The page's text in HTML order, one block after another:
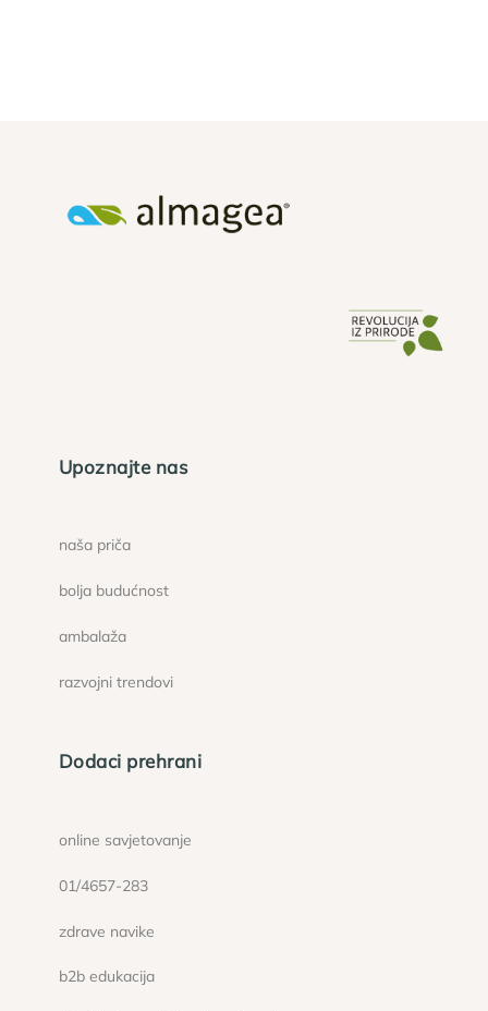
Upoznajte nas
naša priča
bolja budućnost
ambalaža
razvojni trendovi
Dodaci prehrani
online savjetovanje
01/4657-283
zdrave navike
b2b edukacija